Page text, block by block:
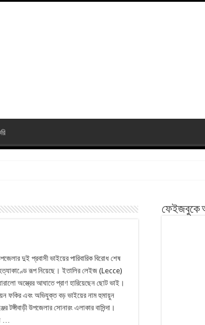
উপজেলার দুই প্রবাসী ভাইয়ের পারিবারিক বিরোধ শেষ
রূপ নিয়েছে। ইতালির লেইজ (Lecce)
অস্ত্রের আঘাতে প্রাণ হারিয়েছেন ছোট ভাই।
ফকির এবং অভিযুক্ত বড় ভাইয়ের নাম হুমায়ুন
টঙ্গীবাড়ী উপজেলার সোনারং এলাকার বাসিন্দা।
…
ফেইজবুকে